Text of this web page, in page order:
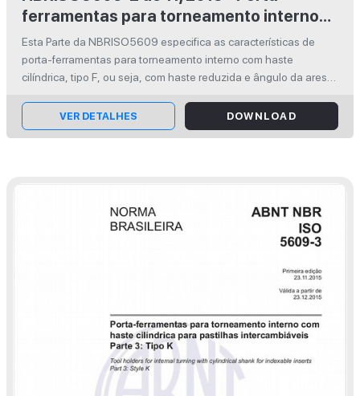
ferramentas para torneamento interno
com haste cilíndrica para pastilhas
intercambiáveis - Parte 2: Tipo F
Esta Parte da NBRISO5609 especifica as características de
porta-ferramentas para torneamento interno com haste
cilíndrica, tipo F, ou seja, com haste reduzida e ângulo da aresta
VER DETALHES DOWNLOAD